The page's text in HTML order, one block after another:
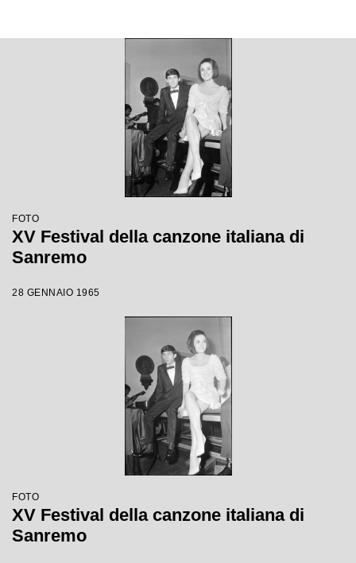
FOTO
XV Festival della canzone italiana di
Sanremo
28 GENNAIO 1965
FOTO
XV Festival della canzone italiana di
Sanremo